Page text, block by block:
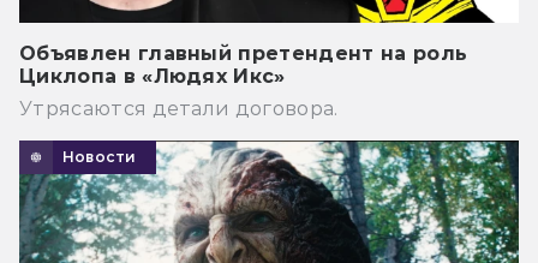
Объявлен главный претендент на роль
Циклопа в «Людях Икс»
Утрясаются детали договора.
Новости